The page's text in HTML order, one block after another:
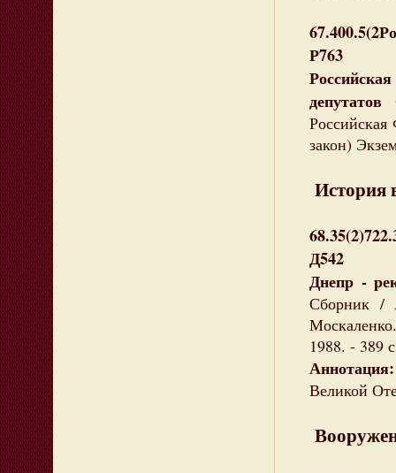
Р763
депутатов
закон)
История
Д542
Днепр -
Сборник
1988. - 389
Аннотация:
Великой